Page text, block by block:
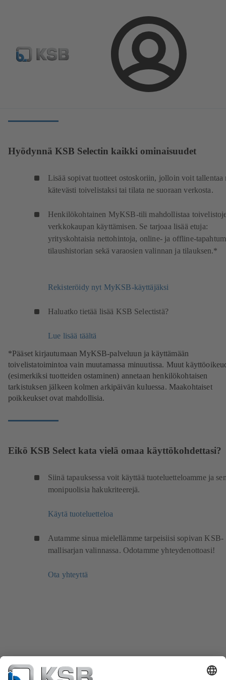
Kirjaudu
Suunnittelutyökalut
Löydä pumput ja venttiilit KSB Selectillä
Hyödynnä KSB Selectin kaikki ominaisuudet
Lisää sopivat tuotteet ostoskoriin, jolloin voit tallentaa
kätevästi toivelistaksi tai tilata ne suoraan verkosta.
Henkilökohtainen MyKSB-tili mahdollistaa
verkkokaupan käyttämisen. Se tarjoaa lisää etuja:
yrityskohtaisia nettohintoja, online- ja offline-
tilaushistorian sekä varaosien valinnan ja tilauksen.*
Rekisteröidy nyt MyKSB-käyttäjäksi
Haluatko tietää lisää KSB Selectistä?
Lue lisää täältä
*Pääset kirjautumaan MyKSB-palveluun ja käyttämään
toivelistatoimintoa vain muutamassa minuutissa. Muut
(esimerkiksi tuotteiden ostaminen) annetaan henkilökohtaisen
tarkistuksen jälkeen kolmen arkipäivän kuluessa. Maakohtaiset
poikkeukset ovat mahdollisia.
Eikö KSB Select kata vielä omaa käyttökohdettasi?
Siinä tapauksessa voit käyttää tuoteluetteloamme ja
monipuolisia hakukriteerejä.
Käytä tuoteluetteloa
Autamme sinua mielellämme tarpeisiisi sopivan KSB-
mallisarjan valinnassa. Odotamme yhteydenottoasi!
Ota yhteyttä